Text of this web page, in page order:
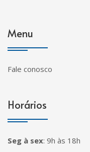
Menu
Fale conosco
Horários
Seg à sex: 9h às 18h